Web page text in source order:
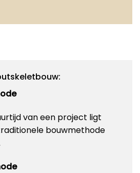
van een project ligt
bouwmethode